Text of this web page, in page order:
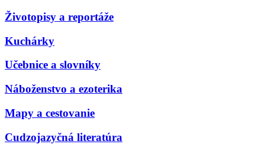
Životopisy a reportáže
Kuchárky
Učebnice a slovníky
Náboženstvo a ezoterika
Mapy a cestovanie
Cudzojazyčná literatúra